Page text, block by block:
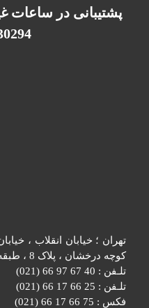
تهران ؛ خیابان انقلاب ،
کوچه درخشان ، پلاک 8 ، طبقه اول.
تلـفن : 40 67 97 66 (021)
تلـفن : 25 66 17 66 (021)
فکس : 75 66 17 66 (021)